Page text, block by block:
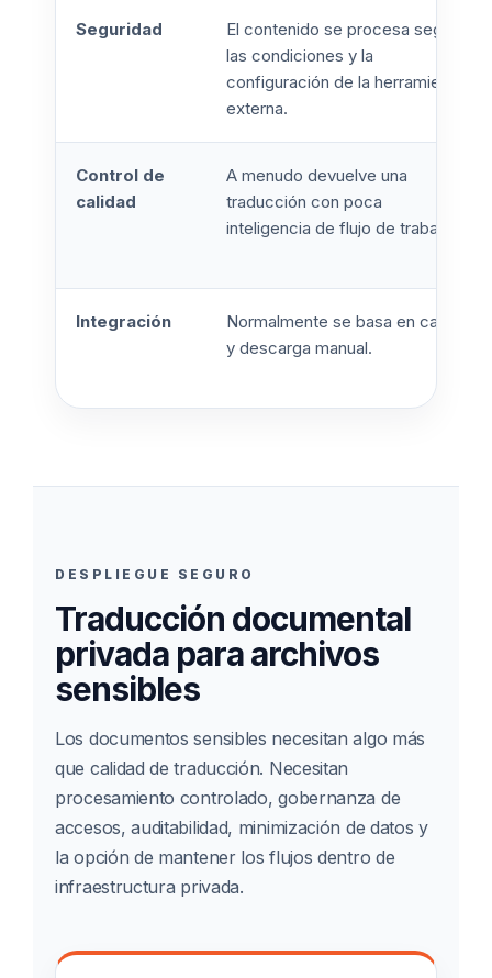
Seguridad
El contenido se procesa según
las condiciones y la
configuración de la herramienta
externa.
Control de
calidad
A menudo devuelve una
traducción con poca
inteligencia de flujo de trabajo.
Integración
Normalmente se basa en carga
y descarga manual.
DESPLIEGUE SEGURO
Traducción documental
privada para archivos
sensibles
Los documentos sensibles necesitan algo más
que calidad de traducción. Necesitan
procesamiento controlado, gobernanza de
accesos, auditabilidad, minimización de datos y
la opción de mantener los flujos dentro de
infraestructura privada.